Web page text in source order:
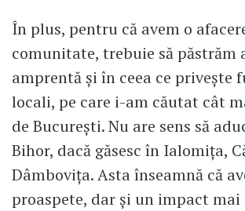
În plus, pentru că avem o
comunitate, trebuie să păstrăm
amprentă și în ceea ce privește
locali, pe care i-am căutat cât
de București. Nu are sens să
Bihor, dacă găsesc în Ialomița,
Dâmbovița. Asta înseamnă că
proaspete, dar și un impact